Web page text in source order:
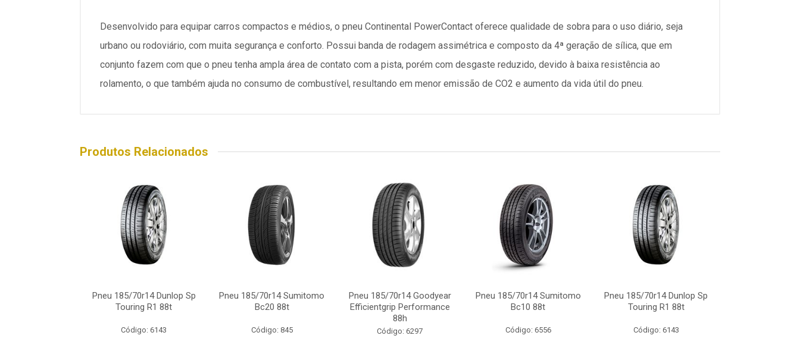
Desenvolvido para equipar carros compactos e médios, o pneu Continental PowerContact oferece qualidade de sobra para o uso diário, seja
urbano ou rodoviário, com muita segurança e conforto. Possui banda de rodagem assimétrica e composto da 4ª geração de sílica, que em
conjunto fazem com que o pneu tenha ampla área de contato com a pista, porém com desgaste reduzido, devido à baixa resistência ao
rolamento, o que também ajuda no consumo de combustível, resultando em menor emissão de CO2 e aumento da vida útil do pneu.
Produtos Relacionados
Pneu 185/70r14 Dunlop Sp
Touring R1 88t
Código: 6143
Pneu 185/70r14 Sumitomo
Bc20 88t
Código: 845
Pneu 185/70r14 Goodyear
Efficientgrip Performance
88h
Código: 6297
Pneu 185/70r14 Sumitomo
Bc10 88t
Código: 6556
Pneu 185/70r14 Dunlop Sp
Touring R1 88t
Código: 6143